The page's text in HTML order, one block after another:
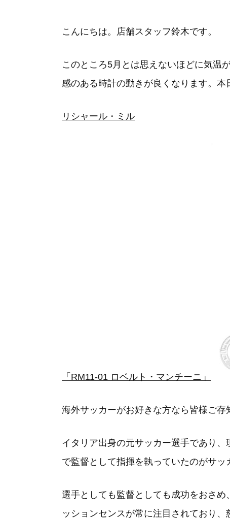
こんにちは。店舗スタッフ鈴木です。
このところ5月とは思えないほどに気温
感のある時計の動きが良くなります。
リシャール・ミル
「RM11-01 ロベルト・マンチーニ」
海外サッカーがお好きな方なら皆様ご存
イタリア出身の元サッカー選手であり
で監督として指揮を執っていたのがサ
選手としても監督としても成功をおさ
ッションセンスが常に注目されており